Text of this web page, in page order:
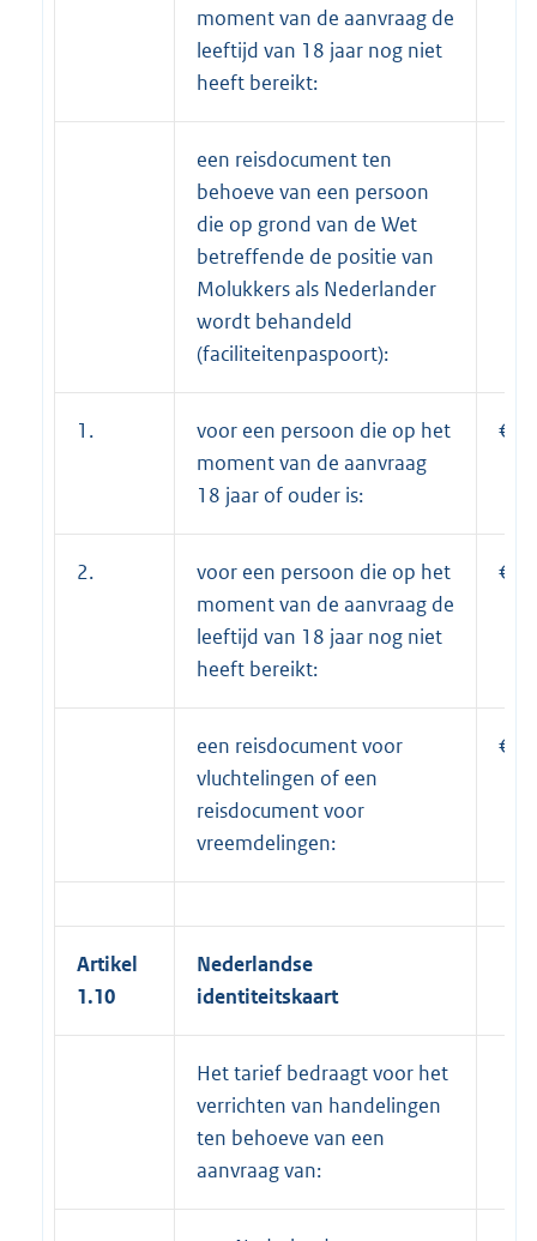
moment van de aanvraag de
leeftijd van 18 jaar nog niet
heeft bereikt:
een reisdocument ten
behoeve van een persoon
die op grond van de Wet
betreffende de positie van
Molukkers als Nederlander
wordt behandeld
(faciliteitenpaspoort):
1.
voor een persoon die op het
moment van de aanvraag
18 jaar of ouder is:
€
2.
voor een persoon die op het
moment van de aanvraag de
leeftijd van 18 jaar nog niet
heeft bereikt:
€
een reisdocument voor
vluchtelingen of een
reisdocument voor
vreemdelingen:
€
Artikel
1.10
Nederlandse
identiteitskaart
Het tarief bedraagt voor het
verrichten van handelingen
ten behoeve van een
aanvraag van: